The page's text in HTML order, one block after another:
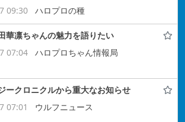
09:30
ハロプロの種
華凛ちゃんの魅力を語りたい
07:04
ハロプロちゃん情報局
ークロニクルから重大なお知らせ
07:01
ウルフニュース